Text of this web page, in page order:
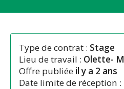
Type de contrat : Stage
Lieu de travail : Olette-
Offre publiée il y a 2 ans
Date limite de réception :